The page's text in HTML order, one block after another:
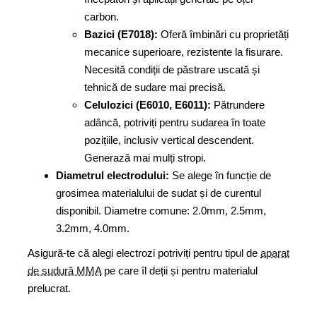
carbon.
Bazici (E7018): Oferă îmbinări cu proprietăți
mecanice superioare, rezistente la fisurare.
Necesită condiții de păstrare uscată și
tehnică de sudare mai precisă.
Celulozici (E6010, E6011): Pătrundere
adâncă, potriviți pentru sudarea în toate
pozițiile, inclusiv vertical descendent.
Generază mai mulți stropi.
Diametrul electrodului: Se alege în funcție de
grosimea materialului de sudat și de curentul
disponibil. Diametre comune: 2.0mm, 2.5mm,
3.2mm, 4.0mm.
Asigură-te că alegi electrozi potriviți pentru tipul de aparat
de sudură MMApe care îl deții și pentru materialul
prelucrat.